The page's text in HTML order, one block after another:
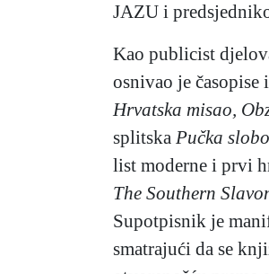
JAZU i
Kao publicist
osnivao je
Hrvatska misao,
splitska Pučka
list moderne i prvi
The Southern
Supotpisnik je
smatrajući da se